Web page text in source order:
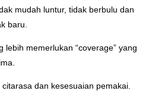
mudah luntur, tidak berbulu dan
baru.
memerlukan “coverage” yang
dan kesesuaian pemakai.